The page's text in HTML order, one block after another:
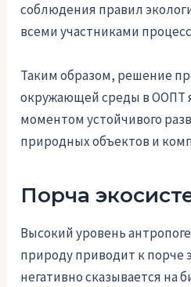
соблюдения правил
всеми участниками
Таким образом, решение
окружающей среды в ООПТ
моментом устойчивого
природных объектов и
Порча
Высокий уровень
природу приводит к порче
негативно сказывается на